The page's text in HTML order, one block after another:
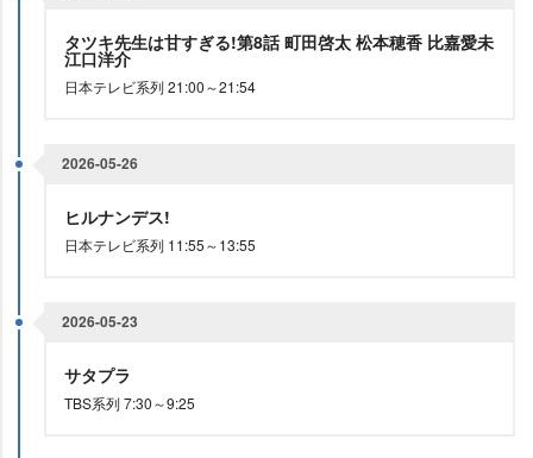
タツキ先生は甘すぎる!第8話 町田啓太 松本穂香 比嘉愛未
江口洋介
日本テレビ系列 21:00～21:54
2026-05-26
ヒルナンデス!
日本テレビ系列 11:55～13:55
2026-05-23
サタプラ
TBS系列 7:30～9:25